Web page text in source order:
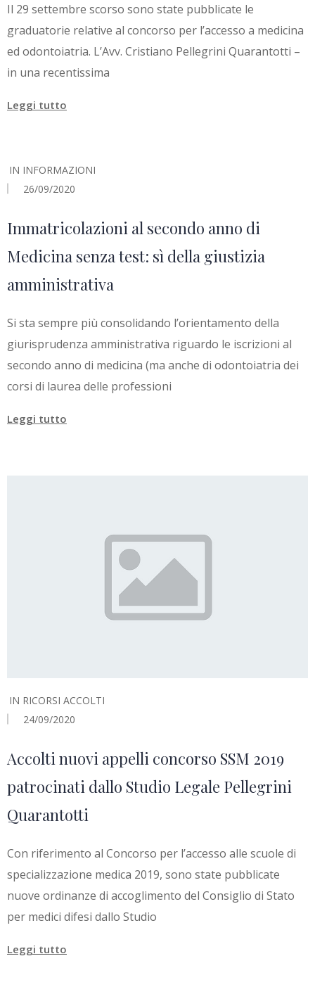
Il 29 settembre scorso sono state pubblicate le
graduatorie relative al concorso per l’accesso a medicina
ed odontoiatria. L’Avv. Cristiano Pellegrini Quarantotti –
in una recentissima
Leggi tutto
IN INFORMAZIONI
26/09/2020
Immatricolazioni al secondo anno di
Medicina senza test: sì della giustizia
amministrativa
Si sta sempre più consolidando l’orientamento della
giurisprudenza amministrativa riguardo le iscrizioni al
secondo anno di medicina (ma anche di odontoiatria dei
corsi di laurea delle professioni
Leggi tutto
IN RICORSI ACCOLTI
24/09/2020
Accolti nuovi appelli concorso SSM 2019
patrocinati dallo Studio Legale Pellegrini
Quarantotti
Con riferimento al Concorso per l’accesso alle scuole di
specializzazione medica 2019, sono state pubblicate
nuove ordinanze di accoglimento del Consiglio di Stato
per medici difesi dallo Studio
Leggi tutto